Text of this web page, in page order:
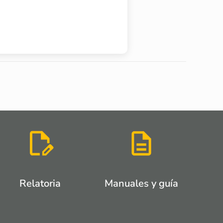
Relatoria Manuales y guía